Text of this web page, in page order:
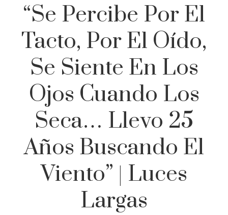
“Se Percibe Por El
Tacto, Por El Oído,
Se Siente En Los
Ojos Cuando Los
Seca… Llevo 25
Años Buscando El
Viento” | Luces
Largas